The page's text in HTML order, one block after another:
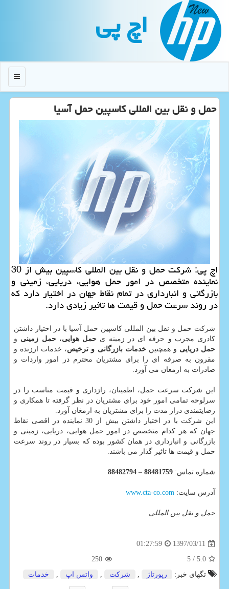
اچ پی
منو
حمل و نقل بین المللی كاسپین حمل آسیا
اچ پی: شركت حمل و نقل بین المللی كاسپین بیش از 30
نماینده متخصص در امور حمل هوایی، دریایی، زمینی و
بازرگانی و انبارداری در تمام نقاط جهان در اختیار دارد كه
در روند سرعت حمل و قیمت ها تاثیر زیادی دارد.
شرکت حمل و نقل بین المللی کاسپین حمل آسیا با در اختیار داشتن
کادری مجرب و حرفه ای در زمینه ی حمل هوایی،حمل زمینی و
حمل دریایی و همچنین خدمات بازرگانی و ترخیص، خدمات ارزنده و
مقرون به صرفه ای را برای مشتریان محترم در امور واردات و
صادرات به ارمغان می آورد.
این شرکت سرعت حمل، اطمینان، رازداری و قیمت مناسب را در
سرلوحه تمامی امور خود برای مشتریان در نظر گرفته تا همکاری و
رضایتمندی دراز مدت را برای مشتریان به ارمغان آورد.
این شرکت با در اختیار داشتن بیش از 30 نماینده در اقصی نقاط
جهان که هر کدام متخصص در امور حمل هوایی، دریایی، زمینی و
بازرگانی و انبارداری در همان کشور بوده که بسیار در روند سرعت
حمل و قیمت ها تاثیر گذار می باشند.
شماره تماس: 88481759
–
88482794
آدرس سایت: www.cta-co.com
حمل و نقل بین المللی
1397/03/11
01:27:59
5.0
/ 5
250
تگهای خبر:
رپورتاژ , شركت , واتس اپ , خدمات